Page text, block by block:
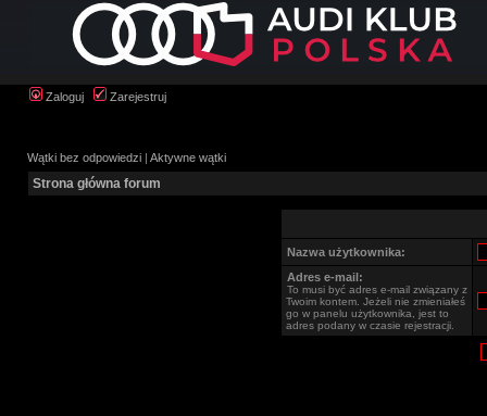
Zaloguj Zarejestruj
Wątki bez odpowiedzi | Aktywne wątki
Strona główna forum
Nazwa użytkownika:
Adres e-mail:
To musi być adres e-mail związany z
Twoim kontem. Jeżeli nie zmieniałeś
go w panelu użytkownika, jest to
adres podany w czasie rejestracji.